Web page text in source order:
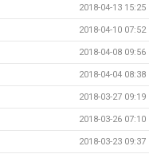
2018-04-13 15:25
2018-04-10 07:52
2018-04-08 09:56
2018-04-04 08:38
2018-03-27 09:19
2018-03-26 07:10
2018-03-23 09:37